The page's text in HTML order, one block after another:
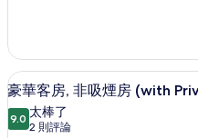
顯
示
豪
8
豪華客房, 非吸煙房 (with
9.09.0 分，滿分 10 分
太棒了
2 則評論
(2